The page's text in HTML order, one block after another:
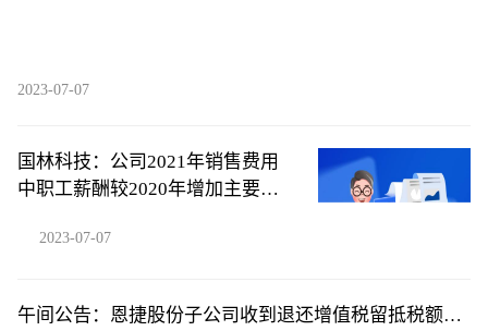
2023-07-07
国林科技：公司2021年销售费用
中职工薪酬较2020年增加主要系
2023-07-07
午间公告：恩捷股份子公司收到退还增值税留抵税额